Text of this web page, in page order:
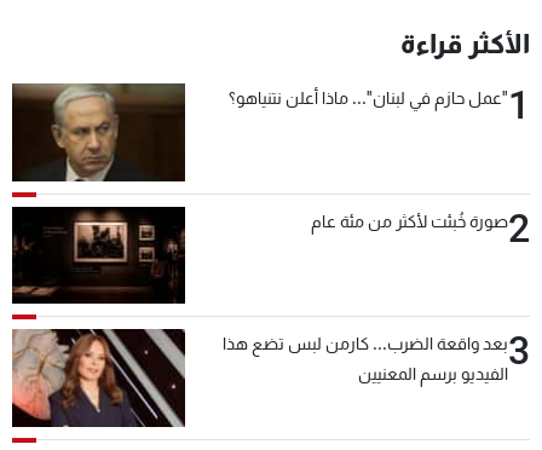
الأكثر قراءة
1"عمل حازم في لبنان"... ماذا أعلن نتنياهو؟
2صورة خُبئت لأكثر من مئة عام
3بعد واقعة الضرب... كارمن لبس تضع هذا
الفيديو برسم المعنيين